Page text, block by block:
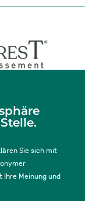
Sie sich mit
Ihre Meinung und